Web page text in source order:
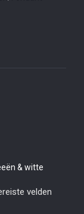
& witte
velden